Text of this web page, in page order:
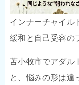
インナーチャイル
緩和と自己受容の
苫小牧市でアダル
と、悩みの形は違